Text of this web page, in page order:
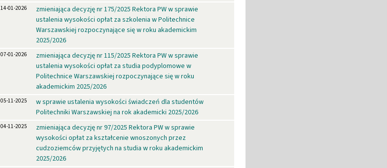
14-01-2026
zmieniająca decyzję nr 175/2025 Rektora PW w sprawie
ustalenia wysokości opłat za szkolenia w Politechnice
Warszawskiej rozpoczynające się w roku akademickim
2025/2026
07-01-2026
zmieniająca decyzję nr 115/2025 Rektora PW w sprawie
ustalenia wysokości opłat za studia podyplomowe w
Politechnice Warszawskiej rozpoczynające się w roku
akademickim 2025/2026
05-11-2025
w sprawie ustalenia wysokości świadczeń dla studentów
Politechniki Warszawskiej na rok akademicki 2025/2026
04-11-2025
zmieniająca decyzję nr 97/2025 Rektora PW w sprawie
wysokości opłat za kształcenie wnoszonych przez
cudzoziemców przyjętych na studia w roku akademickim
2025/2026